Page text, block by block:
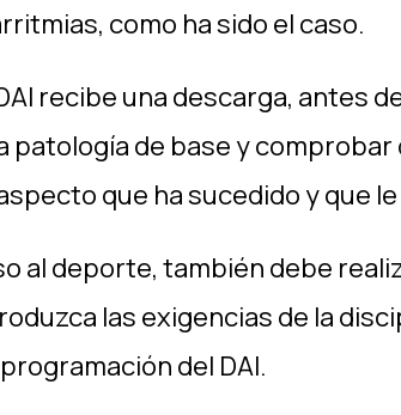
como ha sido el caso.
recibe una descarga, antes
patología de base y
que ha sucedido y que le
al deporte, también debe
las exigencias de la
del DAI.